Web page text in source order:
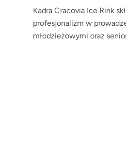
Kadra Cracovia Ice Rink
profesjonalizm w
młodzieżowymi oraz